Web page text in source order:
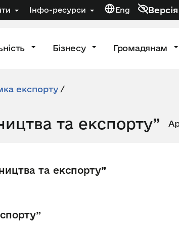
Інфо-ресурси Eng
Бізнесу Громадянам
експорту /
та експорту”
та експорту”